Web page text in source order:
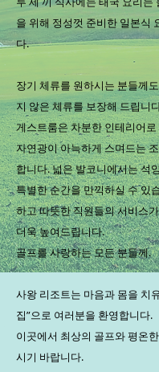
을 위해 정성껏 준비한 일본식
다.
장기 체류를 원하시는 분들께
지 않은 체류를 보장해 드립니
게스트룸은 차분한 인테리어
자연광이 아늑하게 스며드는
합니다. 넓은 발코니에서는 석
특별한 순간을 만끽하실 수 있
하고 따뜻한 직원들의 서비스
더욱 높여드립니다.
골프를 사랑하는 모든 분들께.
사왕 리조트는 마음과 몸을 치
집”으로 여러분을 환영합니다.
이곳에서 최상의 골프와 평온
시기 바랍니다.